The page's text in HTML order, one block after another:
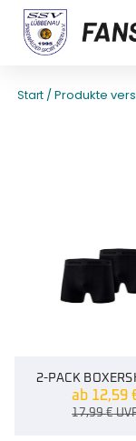
Start/ Produkte
2-PACK
ab 12,59
17,99€